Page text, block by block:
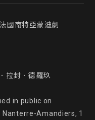
國南特亞蒙迪劇
拉封．德羅玖
in public on
Amandiers, 1